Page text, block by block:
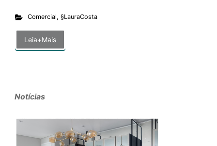
Comercial, §LauraCosta
Leia+Mais
Notícias